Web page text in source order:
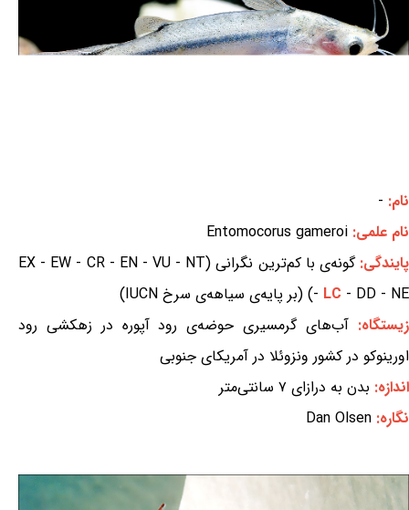
نام: -
نام علمی: Entomocorus gameroi
پایندگی:
گونه‌ی با کم‌ترین نگرانی (EX - EW - CR - EN - VU - NT
- LC - DD - NE) (بر پایه‌ی سیاهه‌ی سرخ IUCN)
زیستگاه: آب‌های گرمسیری حوضه‌ی رود آپوره در زهکشی رود
اورینوکو در کشور ونزوئلا در آمریکای جنوبی
اندازه: بدن به درازای ۷ سانتی‌متر
نگاره: Dan Olsen